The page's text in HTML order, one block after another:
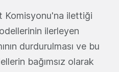
Komisyonu'na ilettiği
ilerleyen
durdurulması ve bu
bağımsız olarak